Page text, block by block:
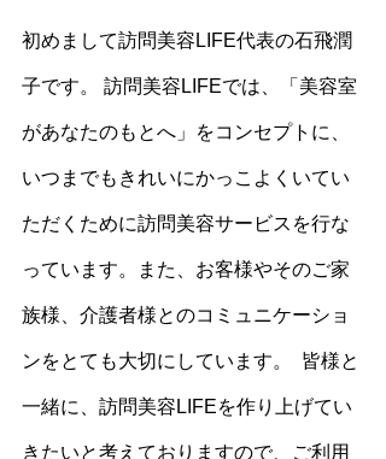
初めまして訪問美容LIFE代表の石飛潤
子です。 訪問美容LIFEでは、「美容室
があなたのもとへ」をコンセプトに、
いつまでもきれいにかっこよくいてい
ただくために訪問美容サービスを行な
っています。また、お客様やそのご家
族様、介護者様とのコミュニケーショ
ンをとても大切にしています。  皆様と
一緒に、訪問美容LIFEを作り上げてい
きたいと考えておりますので、ご利用